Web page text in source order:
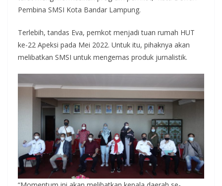
Pembina SMSI Kota Bandar Lampung.
Terlebih, tandas Eva, pemkot menjadi tuan rumah HUT
ke-22 Apeksi pada Mei 2022. Untuk itu, pihaknya akan
melibatkan SMSI untuk mengemas produk jurnalistik.